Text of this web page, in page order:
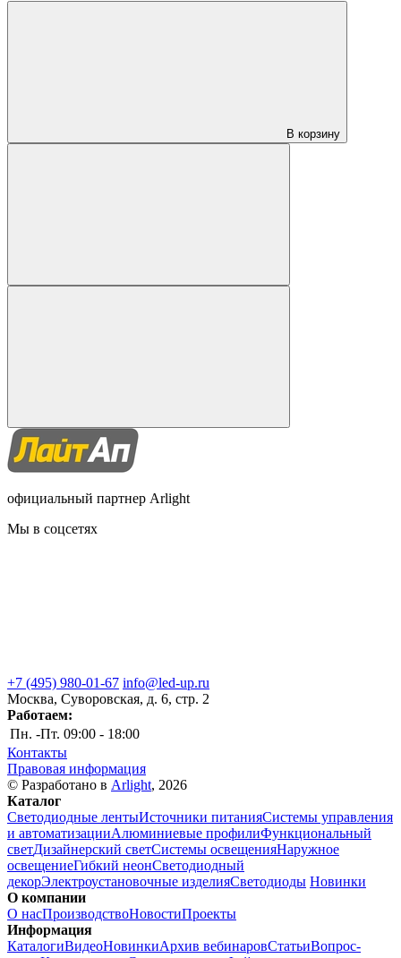
В корзину
официальный партнер Arlight
Мы в соцсетях
+7 (495) 980-01-67 info@led-up.ru
Москва, Суворовская, д. 6, стр. 2
Работаем:
Пн. -Пт. 09:00 - 18:00
Контакты
Правовая информация
© Разработано в Arlight, 2026
Каталог
Светодиодные лентыИсточники питанияСистемы управления
и автоматизацииАлюминиевые профилиФункциональный
светДизайнерский светСистемы освещенияНаружное
освещениеГибкий неонСветодиодный
декорЭлектроустановочные изделияСветодиоды Новинки
О компании
О насПроизводствоНовостиПроекты
Информация
КаталогиВидеоНовинкиАрхив вебинаровСтатьиВопрос-